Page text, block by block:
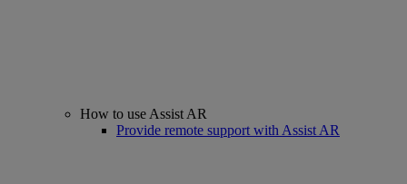
How to use Assist AR
Provide remote support with Assist AR